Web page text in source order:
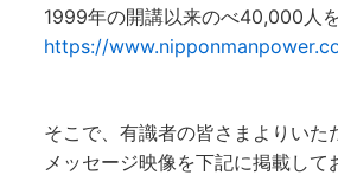
1999年の開講以来のべ40,000人
https://
そこで、有識者の皆さまよりいた
メッセージ映像を下記に掲載して